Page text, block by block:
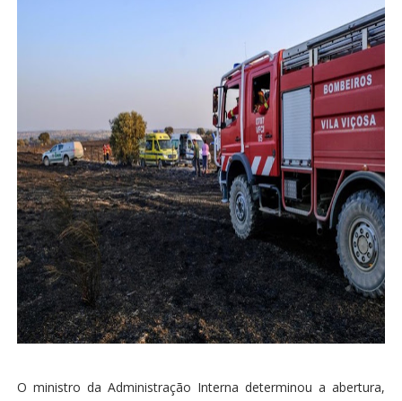
O ministro da Administração Interna determinou a abertura,